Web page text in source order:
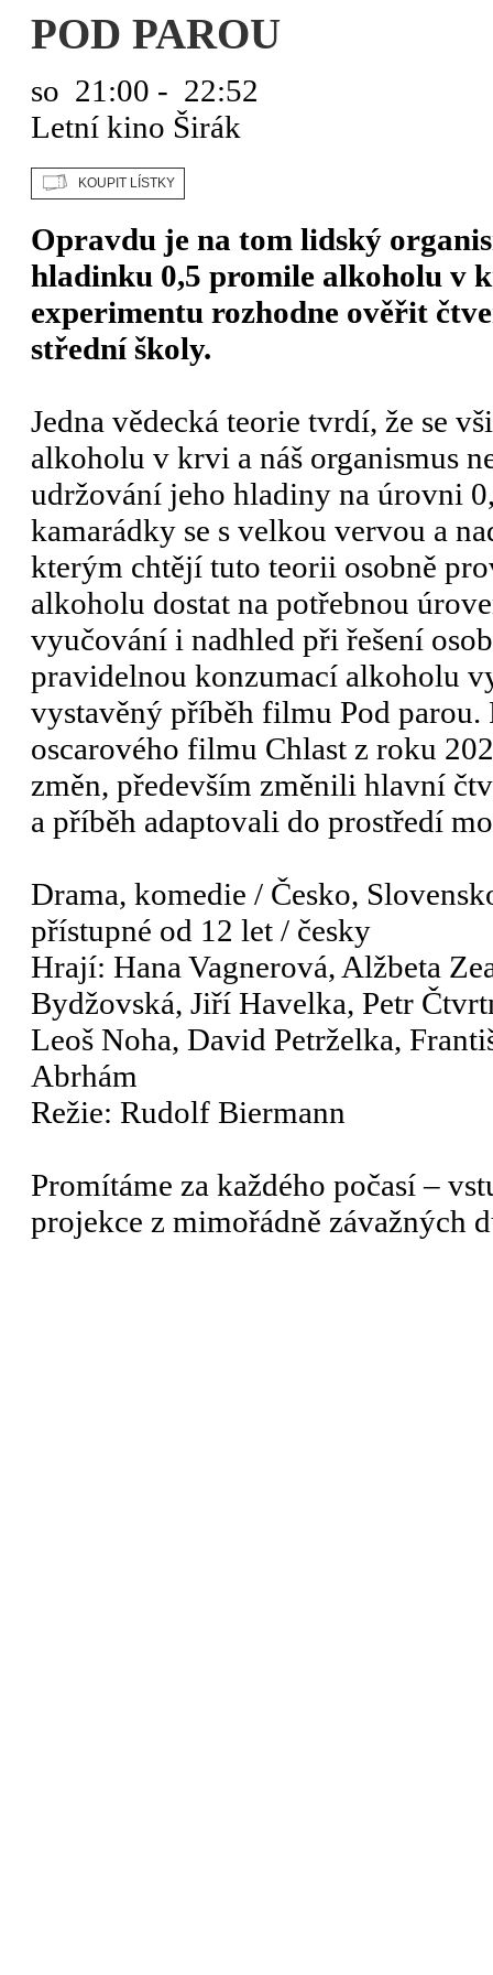
POD PAROU
so 21:00 - 22:52
Letní kino Širák
Opravdu je na tom lidský
hladinku 0,5 promile alkoholu v
experimentu rozhodne ověřit
střední školy.
Jedna vědecká teorie tvrdí, že se
alkoholu v krvi a náš organismus
udržování jeho hladiny na úrovni
kamarádky se s velkou vervou a
kterým chtějí tuto teorii osobně
alkoholu dostat na potřebnou
vyučování i nadhled při řešení
pravidelnou konzumací alkoholu
vystavěný příběh filmu Pod parou.
oscarového filmu Chlast z roku
změn, především změnili hlavní
a příběh adaptovali do prostředí
Drama, komedie / Česko,
přístupné od 12 let / česky
Hrají: Hana Vagnerová, Alžbeta
Bydžovská, Jiří Havelka, Petr
Leoš Noha, David Petrželka,
Abrhám
Režie: Rudolf Biermann
Promítáme za každého počasí –
projekce z mimořádně závažných